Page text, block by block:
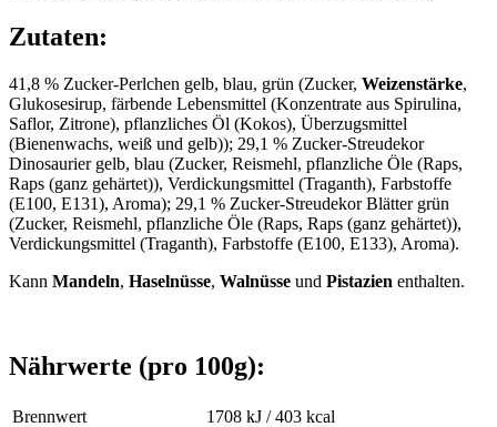
Zutaten:
41,8 % Zucker-Perlchen gelb, blau, grün (Zucker, Weizenstärke,
Glukosesirup, färbende Lebensmittel (Konzentrate aus Spirulina,
Saflor, Zitrone), pflanzliches Öl (Kokos), Überzugsmittel
(Bienenwachs, weiß und gelb)); 29,1 % Zucker-Streudekor
Dinosaurier gelb, blau (Zucker, Reismehl, pflanzliche Öle (Raps,
Raps (ganz gehärtet)), Verdickungsmittel (Traganth), Farbstoffe
(E100, E131), Aroma); 29,1 % Zucker-Streudekor Blätter grün
(Zucker, Reismehl, pflanzliche Öle (Raps, Raps (ganz gehärtet)),
Verdickungsmittel (Traganth), Farbstoffe (E100, E133), Aroma).
Kann Mandeln, Haselnüsse, Walnüsse und Pistazien enthalten.
Nährwerte (pro 100g):
Brennwert 1708 kJ / 403 kcal